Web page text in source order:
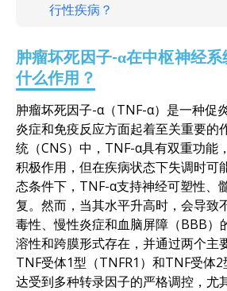
行性疾病？
肿瘤坏死因子-α在中枢神经系
什么作用？
肿瘤坏死因子-α（TNF-α）是一种促
炎症和免疫反应方面起着至关重要的
统（CNS）中，TNF-α具有双重功能
积极作用，但在疾病状态下失调时可
态条件下，TNF-α支持神经可塑性、
复。然而，当其水平升高时，会导致
毒性、慢性炎症和血脑屏障（BBB）
溶性和跨膜形式存在，并通过两个主
TNF受体1型（TNFR1）和TNF受体
达受到多种转录因子的严格调控，尤